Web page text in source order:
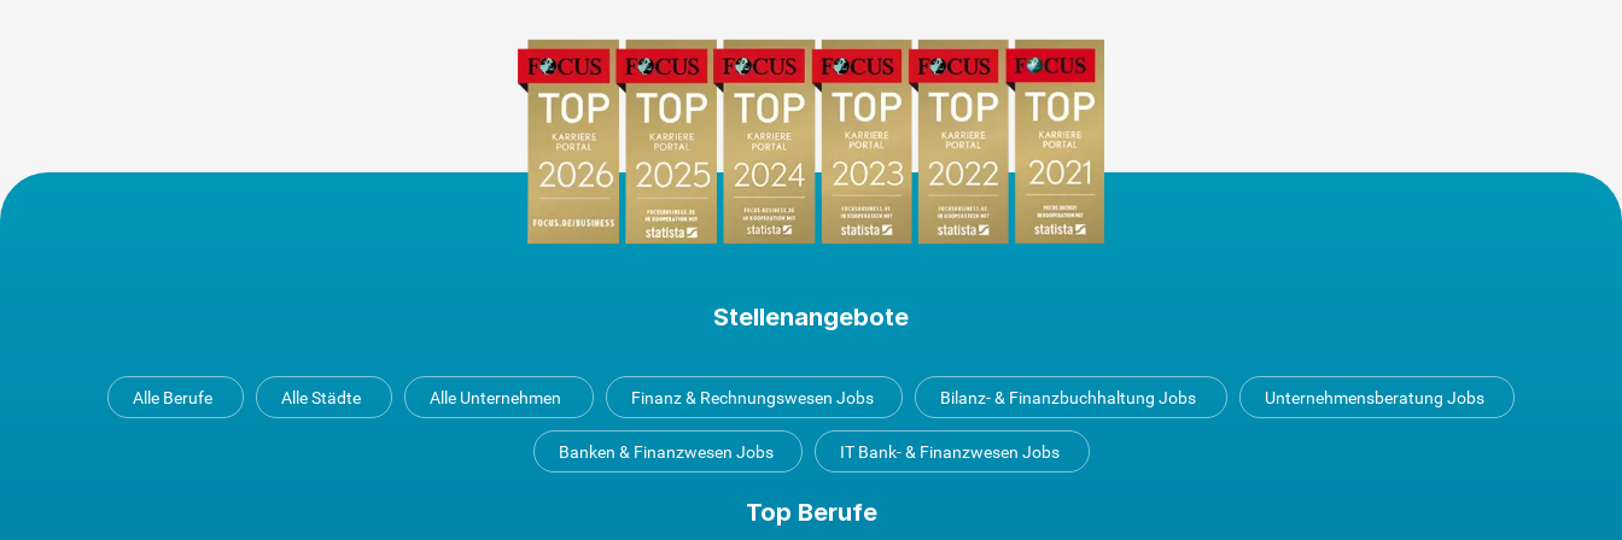
Stellenangebote
Alle Berufe Alle Städte Alle Unternehmen Finanz & Rechnungswesen Jobs Bilanz- & Finanzbuchhaltung Jobs Unternehmensberatung Jobs
Banken & Finanzwesen Jobs IT Bank- & Finanzwesen Jobs
Top Berufe